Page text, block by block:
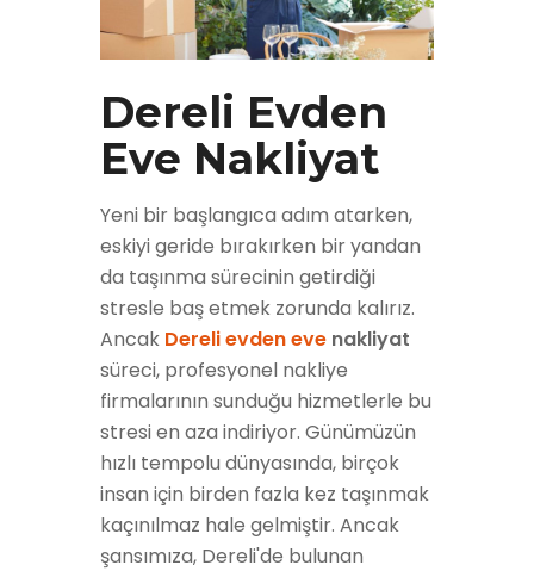
Dereli Evden
Eve Nakliyat
Yeni bir başlangıca adım atarken,
eskiyi geride bırakırken bir yandan
da taşınma sürecinin getirdiği
stresle baş etmek zorunda kalırız.
Ancak Dereli evden eve nakliyat
süreci, profesyonel nakliye
firmalarının sunduğu hizmetlerle bu
stresi en aza indiriyor. Günümüzün
hızlı tempolu dünyasında, birçok
insan için birden fazla kez taşınmak
kaçınılmaz hale gelmiştir. Ancak
şansımıza, Dereli'de bulunan